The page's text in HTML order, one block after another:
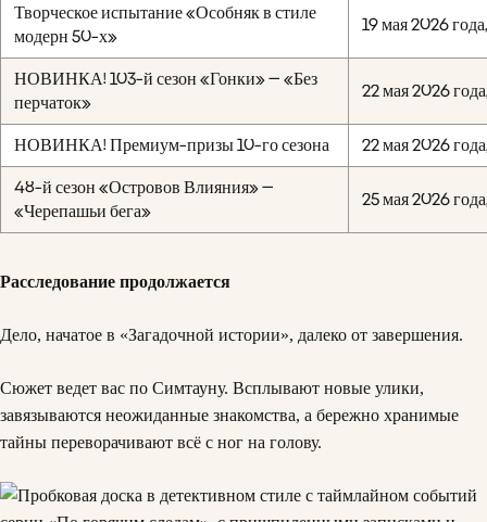
Творческое испытание «Особняк в стиле
модерн 50-х»
19 мая 2026
НОВИНКА! 103-й сезон «Гонки» — «Без
перчаток»
22 мая 2026
НОВИНКА! Премиум-призы 10-го сезона
22 мая 2026
48-й сезон «Островов Влияния» —
«Черепашьи бега»
25 мая 2026
Расследование продолжается
Дело, начатое в «Загадочной истории», далеко от завершения.
Сюжет ведет вас по Симтауну. Всплывают новые улики,
завязываются неожиданные знакомства, а бережно хранимые
тайны переворачивают всё с ног на голову.